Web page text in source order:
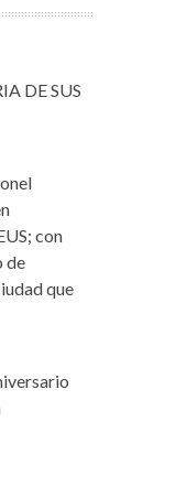
DE SUS
con
de
que